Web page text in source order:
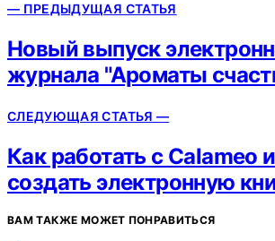
— ПРЕДЫДУЩАЯ СТАТЬЯ
Новый выпуск
журнала "Ароматы
СЛЕДУЮЩАЯ СТАТЬЯ —
Как работать с Calameo
создать электронную
ВАМ ТАКЖЕ МОЖЕТ ПОНРАВИТЬСЯ